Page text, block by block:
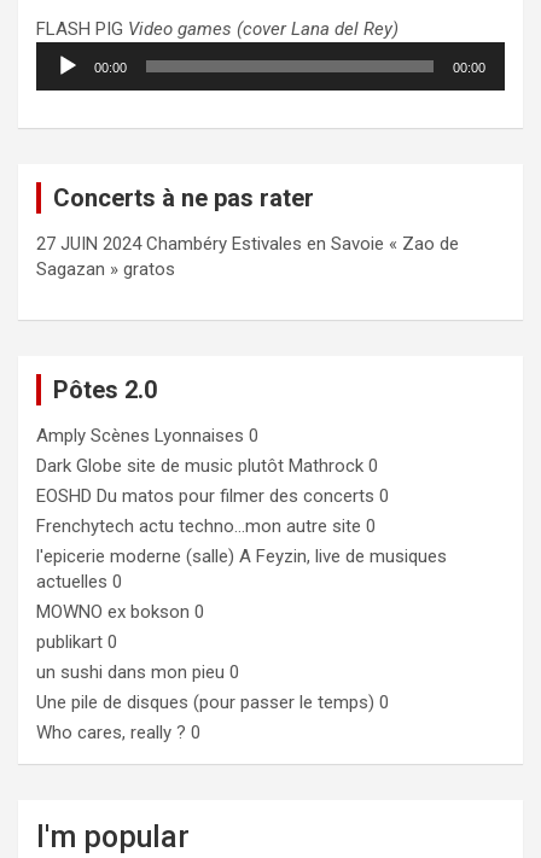
FLASH PIG Video games (cover Lana del Rey)
Lecteur
audio
00:00 00:00
Concerts à ne pas rater
27 JUIN 2024 Chambéry Estivales en Savoie « Zao de
Sagazan » gratos
Pôtes 2.0
Amply Scènes Lyonnaises 0
Dark Globe site de music plutôt Mathrock 0
EOSHD Du matos pour filmer des concerts 0
Frenchytech actu techno…mon autre site 0
l'epicerie moderne (salle) A Feyzin, live de musiques
actuelles 0
MOWNO ex bokson 0
publikart 0
un sushi dans mon pieu 0
Une pile de disques (pour passer le temps) 0
Who cares, really ? 0
I'm popular